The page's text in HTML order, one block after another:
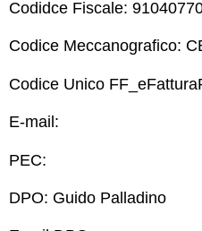
Codidce Fiscale:
Codice Meccanografico:
Codice Unico
E-mail:
PEC:
DPO: Guido Palladino